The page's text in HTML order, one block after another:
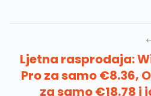
Ljetna rasprodaja:
Pro za samo €8.36,
za samo €18.78 i